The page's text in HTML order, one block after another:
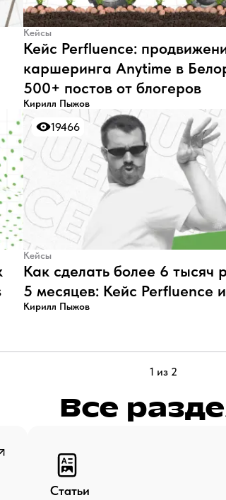
Кейсы
Кейс Perfluence:
каршеринга Anytime в
500+ постов от блогеров
Кирилл Пыжов
19466
19466
Кейсы
Как сделать более 6 тысяч
5 месяцев: Кейс Perfluence
Кирилл Пыжов
1 из 2
Все
Статьи